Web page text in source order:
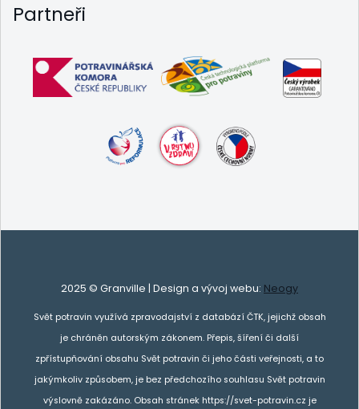
Partneři
2025 © Granville | Design a vývoj webu: Neogy
Svět potravin využívá zpravodajství z databází ČTK, jejichž obsah
je chráněn autorským zákonem. Přepis, šíření či další
zpřístupňování obsahu Svět potravin či jeho části veřejnosti, a to
jakýmkoliv způsobem, je bez předchozího souhlasu Svět potravin
výslovně zakázáno. Obsah stránek https://svet-potravin.cz je